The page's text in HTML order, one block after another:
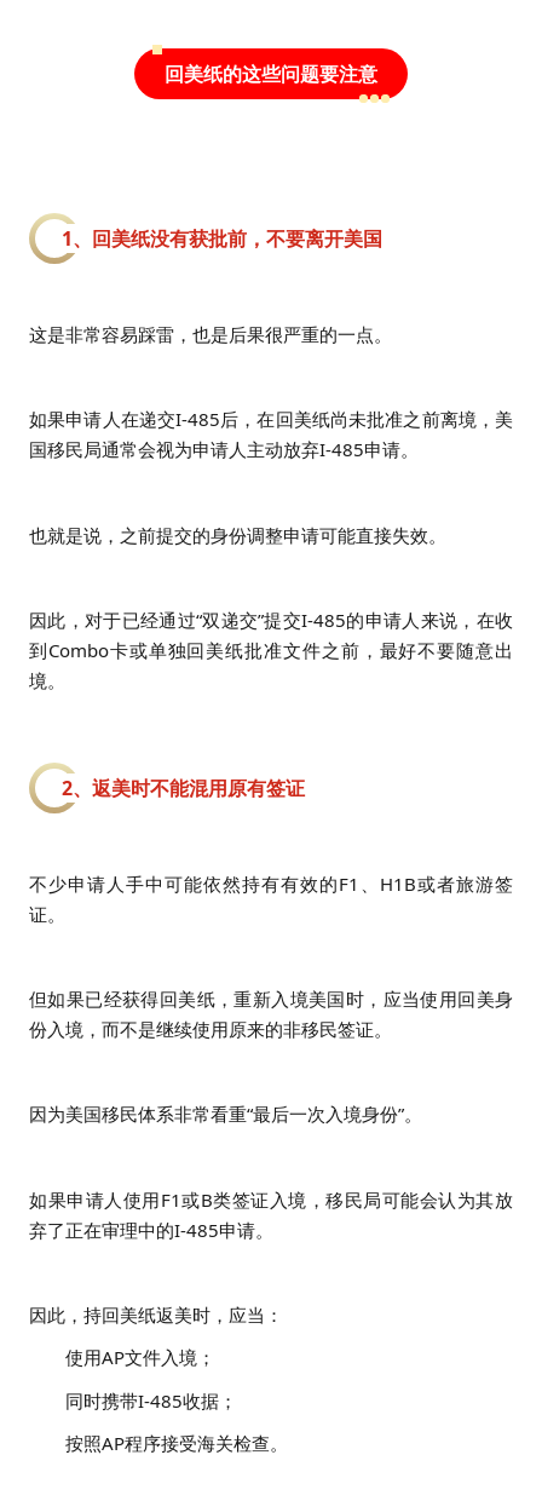
回美纸的这些问题要注意
1、回美纸没有获批前，不要离开美国
这是非常容易踩雷，也是后果很严重的一点。
如果申请人在递交I-485后，在回美纸尚未批准之前离境，美
国移民局通常会视为申请人主动放弃I-485申请。
也就是说，之前提交的身份调整申请可能直接失效。
因此，对于已经通过“双递交”提交I-485的申请人来说，在收
到Combo卡或单独回美纸批准文件之前，最好不要随意出
境。
2、返美时不能混用原有签证
不少申请人手中可能依然持有有效的F1、H1B或者旅游签
证。
但如果已经获得回美纸，重新入境美国时，应当使用回美身
份入境，而不是继续使用原来的非移民签证。
因为美国移民体系非常看重“最后一次入境身份”。
如果申请人使用F1或B类签证入境，移民局可能会认为其放
弃了正在审理中的I-485申请。
因此，持回美纸返美时，应当：
使用AP文件入境；
同时携带I-485收据；
按照AP程序接受海关检查。